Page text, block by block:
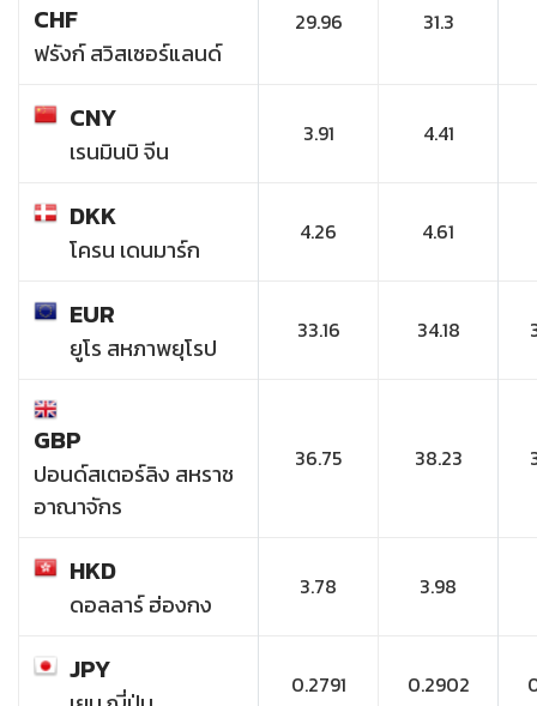
CHF
ฟรังก์ สวิสเซอร์แลนด์
29.96 31.3
CNY
เรนมินบิ จีน
3.91 4.41
DKK
โครน เดนมาร์ก
4.26 4.61
EUR
ยูโร สหภาพยุโรป
33.16 34.18
GBP
ปอนด์สเตอร์ลิง สหราช
อาณาจักร
36.75 38.23
HKD
ดอลลาร์ ฮ่องกง
3.78 3.98
JPY 0.2791 0.2902